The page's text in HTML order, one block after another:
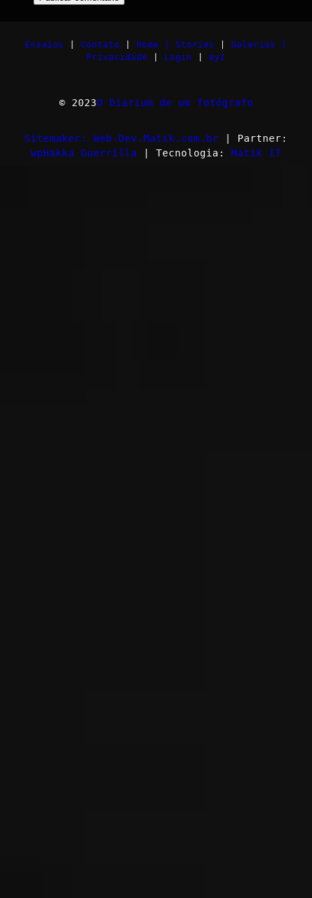
Ensaios Contato Home | Stories
Galerias |
Privacidade
Login myI
© 2023O Diarium de um fotógrafo
Sitemaker: Web-Dev.Matik.com.br | Partner:
wpHakka Guerrilla | Tecnologia: Matik IT